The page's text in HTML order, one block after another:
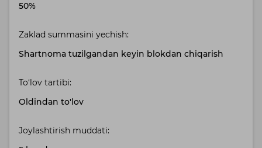
50%
Zaklad summasini yechish:
Shartnoma tuzilgandan keyin blokdan chiqarish
To‘lov tartibi:
Oldindan to'lov
Joylashtirish muddati: